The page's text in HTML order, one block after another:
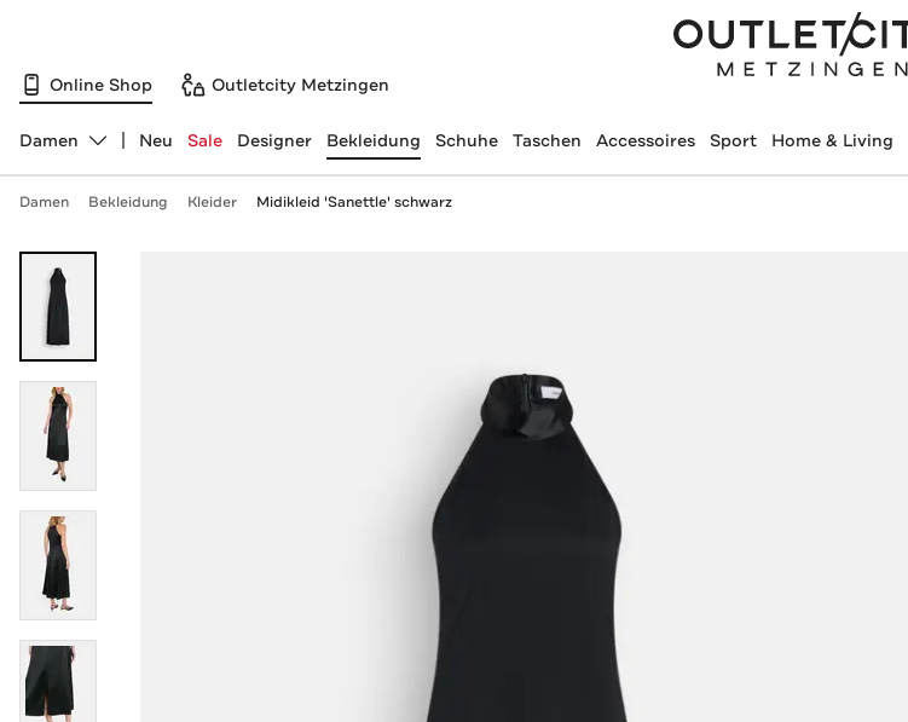
Online Shop Outletcity Metzingen
Abteilung ändern, ausgewählt:
Damen Neu Sale Designer Bekleidung Schuhe Taschen Accessoires Sport Home & Living
Damen Bekleidung Kleider Midikleid 'Sanettle' schwarz